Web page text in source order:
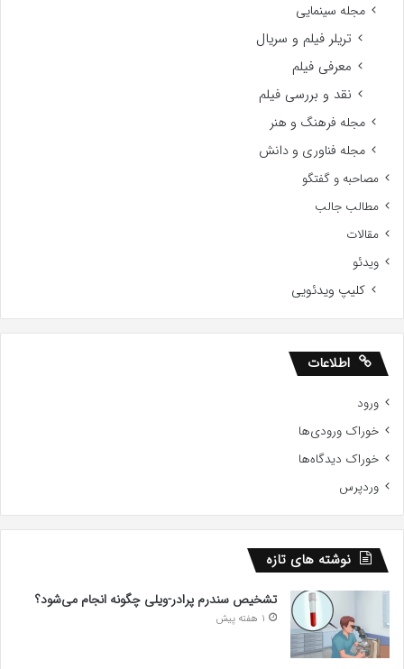
مجله سینمایی
تریلر فیلم و سریال
معرفی فیلم
نقد و بررسی فیلم
مجله فرهنگ و هنر
مجله فناوری و دانش
مصاحبه و گفتگو
مطالب جالب
مقالات
ویدئو
کلیپ ویدئویی
اطلاعات
ورود
خوراک ورودی‌ها
خوراک دیدگاه‌ها
وردپرس
نوشته های تازه
تشخیص سندرم پرادر-ویلی چگونه انجام می‌شود؟
1 هفته پیش